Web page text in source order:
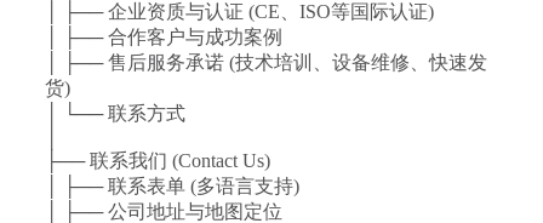
│ ├── 企业资质与认证 (CE、ISO等国际认证)
│ ├── 合作客户与成功案例
│ ├── 售后服务承诺 (技术培训、设备维修、快速发
货)
│ └── 联系方式
├── 联系我们 (Contact Us)
│ ├── 联系表单 (多语言支持)
│ ├── 公司地址与地图定位